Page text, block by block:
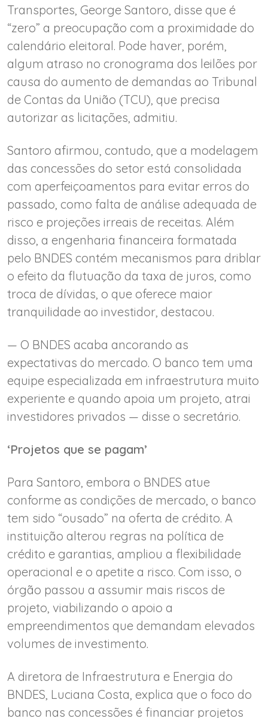
Transportes, George Santoro, disse que é
“zero” a preocupação com a proximidade do
calendário eleitoral. Pode haver, porém,
algum atraso no cronograma dos leilões por
causa do aumento de demandas ao Tribunal
de Contas da União (TCU), que precisa
autorizar as licitações, admitiu.
Santoro afirmou, contudo, que a modelagem
das concessões do setor está consolidada
com aperfeiçoamentos para evitar erros do
passado, como falta de análise adequada de
risco e projeções irreais de receitas. Além
disso, a engenharia financeira formatada
pelo BNDES contém mecanismos para driblar
o efeito da flutuação da taxa de juros, como
troca de dívidas, o que oferece maior
tranquilidade ao investidor, destacou.
— O BNDES acaba ancorando as
expectativas do mercado. O banco tem uma
equipe especializada em infraestrutura muito
experiente e quando apoia um projeto, atrai
investidores privados — disse o secretário.
‘Projetos que se pagam’
Para Santoro, embora o BNDES atue
conforme as condições de mercado, o banco
tem sido “ousado” na oferta de crédito. A
instituição alterou regras na política de
crédito e garantias, ampliou a flexibilidade
operacional e o apetite a risco. Com isso, o
órgão passou a assumir mais riscos de
projeto, viabilizando o apoio a
empreendimentos que demandam elevados
volumes de investimento.
A diretora de Infraestrutura e Energia do
BNDES, Luciana Costa, explica que o foco do
banco nas concessões é financiar projetos